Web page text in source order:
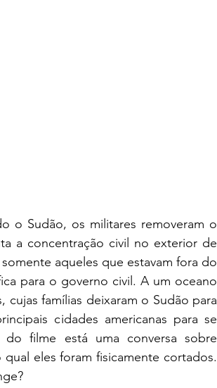
o Sudão, os militares removeram o
a concentração civil no exterior de
aqueles que estavam fora do
para o governo civil. A um oceano
cujas famílias deixaram o Sudão para
cidades americanas para se
filme está uma conversa sobre
eles foram fisicamente cortados.